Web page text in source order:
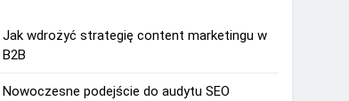
Jak wdrożyć strategię content marketingu w
B2B
Nowoczesne podejście do audytu SEO